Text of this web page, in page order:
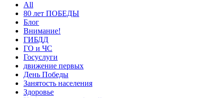
All
80 лет ПОБЕДЫ
Блог
Внимание!
ГИБДД
ГО и ЧС
Госуслуги
движение первых
День Победы
Занятость населения
Здоровье